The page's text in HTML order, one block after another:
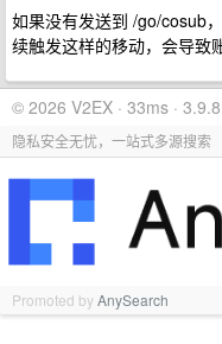
如果没有发送到 /go/cosub
续触发这样的移动，会导致
© 2026 V2EX · 33ms ·
隐私安全无忧，一站式多源搜索
Promoted byAnySearch